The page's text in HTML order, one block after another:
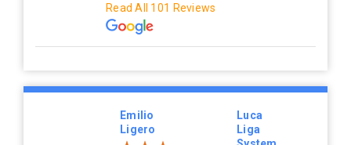
Read All 101 Reviews
Emilio
Ligero
Luca
Liga